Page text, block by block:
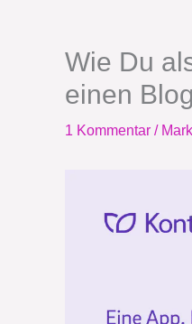
Wie Du
einen
1 Kommentar /